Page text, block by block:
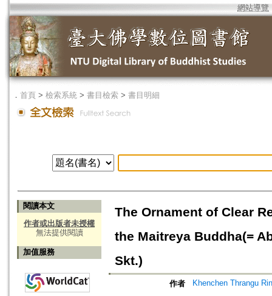
網站導覽
． 首頁 > 檢索系統 > 書目檢索 > 書目明細
閱讀本文
作者或出版者未授權
無法提供閱讀
加值服務
The Ornament of Clear
the Maitreya Buddha(=
Skt.)
作者 Khenchen Thrangu